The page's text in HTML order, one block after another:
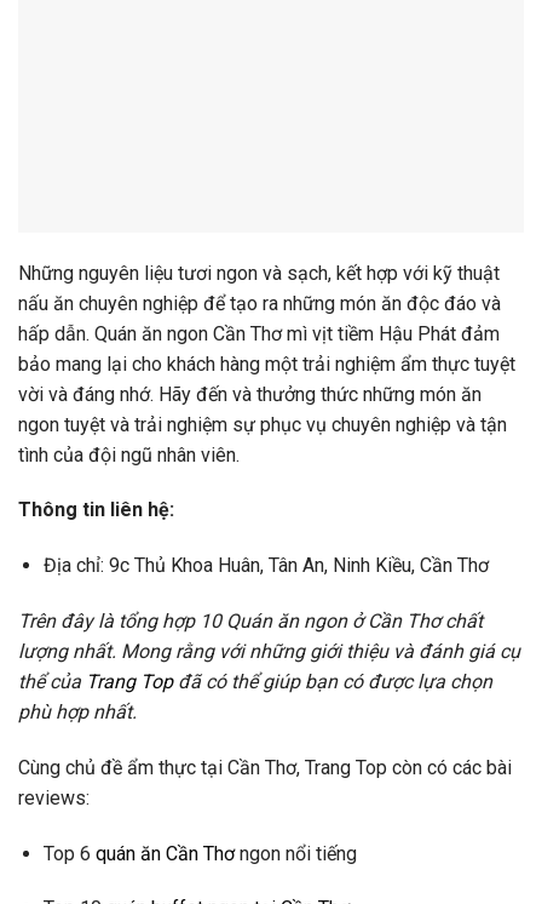
Những nguyên liệu tươi ngon và sạch, kết hợp với kỹ thuật
nấu ăn chuyên nghiệp để tạo ra những món ăn độc đáo và
hấp dẫn. Quán ăn ngon Cần Thơ mì vịt tiềm Hậu Phát đảm
bảo mang lại cho khách hàng một trải nghiệm ẩm thực tuyệt
vời và đáng nhớ. Hãy đến và thưởng thức những món ăn
ngon tuyệt và trải nghiệm sự phục vụ chuyên nghiệp và tận
tình của đội ngũ nhân viên.
Thông tin liên hệ:
Địa chỉ: 9c Thủ Khoa Huân, Tân An, Ninh Kiều, Cần Thơ
Trên đây là tổng hợp 10 Quán ăn ngon ở Cần Thơ chất
lượng nhất. Mong rằng với những giới thiệu và đánh giá cụ
thể của Trang Topđã có thể giúp bạn có được lựa chọn
phù hợp nhất.
Cùng chủ đề ẩm thực tại Cần Thơ, Trang Top còn có các bài
reviews:
Top 6 quán ăn Cần Thơngon nổi tiếng